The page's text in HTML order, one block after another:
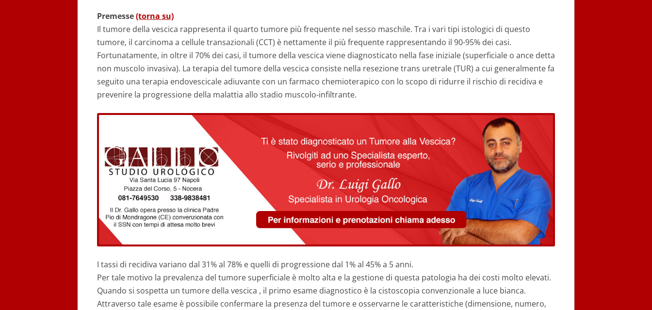
Premesse(torna su)
Il tumore della vescica rappresenta il quarto tumore più frequente nel sesso maschile. Tra i vari tipi istologici di questo
tumore, il carcinoma a cellule transazionali (CCT) è nettamente il più frequente rappresentando il 90-95% dei casi.
Fortunatamente, in oltre il 70% dei casi, il tumore della vescica viene diagnosticato nella fase iniziale (superficiale o ance detta
non muscolo invasiva). La terapia del tumore della vescica consiste nella resezione trans uretrale (TUR) a cui generalmente fa
seguito una terapia endovescicale adiuvante con un farmaco chemioterapico con lo scopo di ridurre il rischio di recidiva e
prevenire la progressione della malattia allo stadio muscolo-infiltrante.
I tassi di recidiva variano dal 31% al 78% e quelli di progressione dal 1% al 45% a 5 anni.
Per tale motivo la prevalenza del tumore superficiale è molto alta e la gestione di questa patologia ha dei costi molto elevati.
Quando si sospetta un tumore della vescica , il primo esame diagnostico è la cistoscopia convenzionale a luce bianca.
Attraverso tale esame è possibile confermare la presenza del tumore e osservarne le caratteristiche (dimensione, numero,